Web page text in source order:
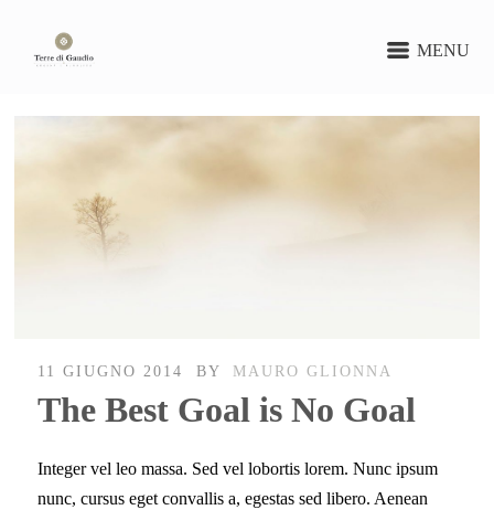
MENU
11 GIUGNO 2014 BY MAURO GLIONNA
The Best Goal is No Goal
Integer vel leo massa. Sed vel lobortis lorem. Nunc ipsum
nunc, cursus eget convallis a, egestas sed libero. Aenean